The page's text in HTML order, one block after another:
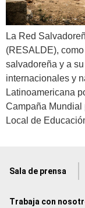
La Red
(RESALDE),
salvadoreña y a
internacionales y
Latinoamericana
Campaña Mundial
Local de
Sala de prensa
Trabaja con